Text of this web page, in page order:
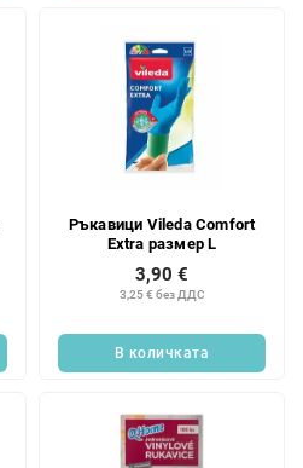
Ръкавици Vileda Comfort
Extra размер L
3,25 € без ДДС
3,90 €
В количката